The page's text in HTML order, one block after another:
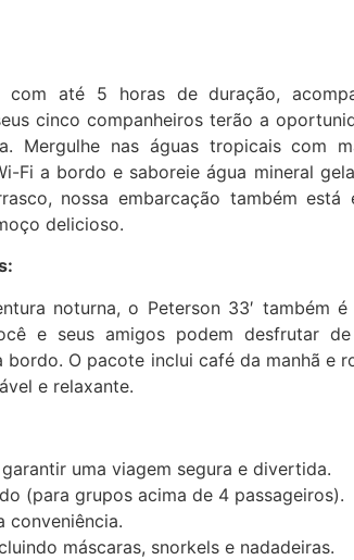
até 5 horas de duração,
cinco companheiros terão a
Mergulhe nas águas tropicais com
Fi a bordo e saboreie água mineral
nossa embarcação também está
delicioso.
noturna, o Peterson 33′ também
e seus amigos podem desfrutar
O pacote inclui café da manhã e
e relaxante.
uma viagem segura e divertida.
(para grupos acima de 4 passageiros).
conveniência.
máscaras, snorkels e nadadeiras.